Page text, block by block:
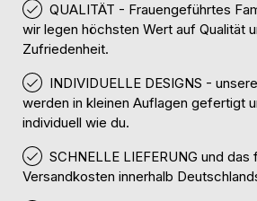
QUALITÄT - Frauengeführtes
wir legen höchsten Wert auf Qualität
Zufriedenheit.
INDIVIDUELLE DESIGNS -
werden in kleinen Auflagen gefertigt
individuell wie du.
SCHNELLE LIEFERUNG und das
Versandkosten innerhalb